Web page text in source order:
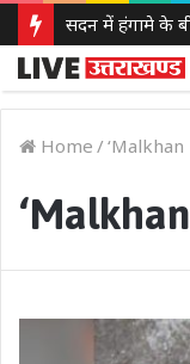
Home /‘Malkhan
‘Malkhan